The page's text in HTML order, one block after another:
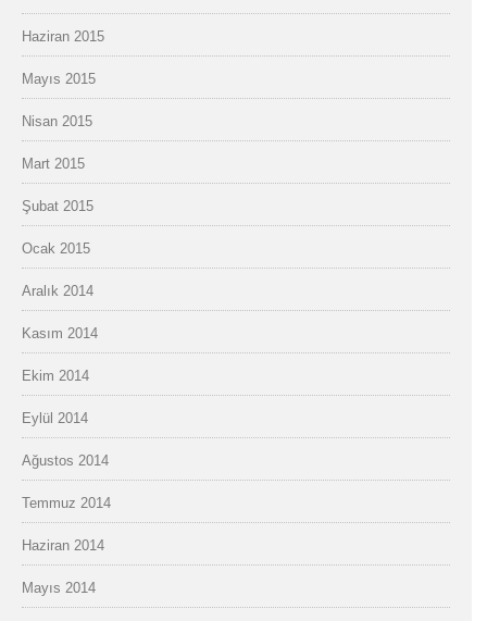
Haziran 2015
Mayıs 2015
Nisan 2015
Mart 2015
Şubat 2015
Ocak 2015
Aralık 2014
Kasım 2014
Ekim 2014
Eylül 2014
Ağustos 2014
Temmuz 2014
Haziran 2014
Mayıs 2014